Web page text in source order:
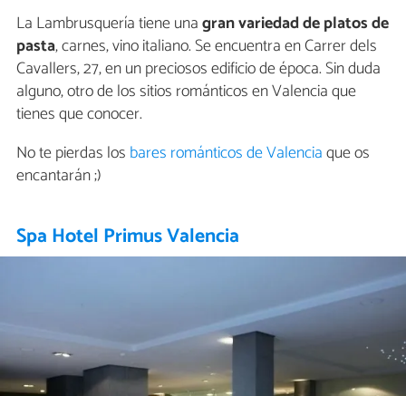
La Lambrusquería tiene unagran variedad de platos de
pasta, carnes, vino italiano. Se encuentra en Carrer dels
Cavallers, 27, en un preciosos edificio de época. Sin duda
alguno, otro de los sitios románticos en Valencia que
tienes que conocer.
No te pierdas los bares románticos de Valenciaque os
encantarán ;)
Spa Hotel Primus Valencia